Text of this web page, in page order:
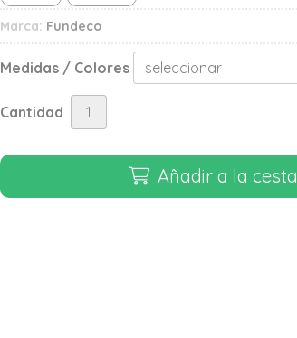
Marca: Fundeco
Medidas / Colores
Cantidad
Añadir a la cesta